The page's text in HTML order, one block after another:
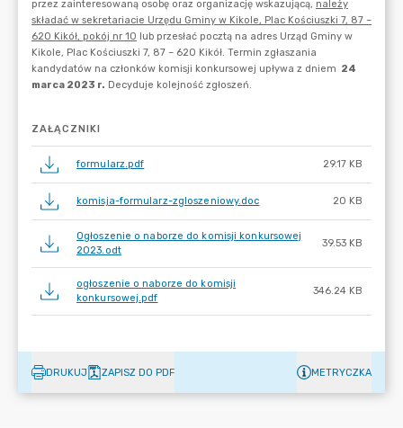
ZAŁĄCZNIKI
formularz.pdf 29.17 KB
komisja-formularz-zgloszeniowy.doc 20 KB
Ogłoszenie o naborze do komisji konkursowej
2023.odt
39.53 KB
ogłoszenie o naborze do komisji
konkursowej.pdf
346.24 KB
DRUKUJ ZAPISZ DO PDF METRYCZKA